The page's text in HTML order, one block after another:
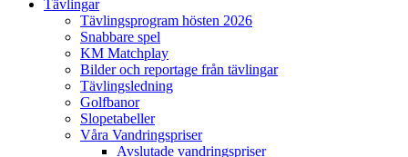
Tävlingar
Tävlingsprogram hösten 2026
Snabbare spel
KM Matchplay
Bilder och reportage från tävlingar
Tävlingsledning
Golfbanor
Slopetabeller
Våra Vandringspriser
Avslutade vandringspriser